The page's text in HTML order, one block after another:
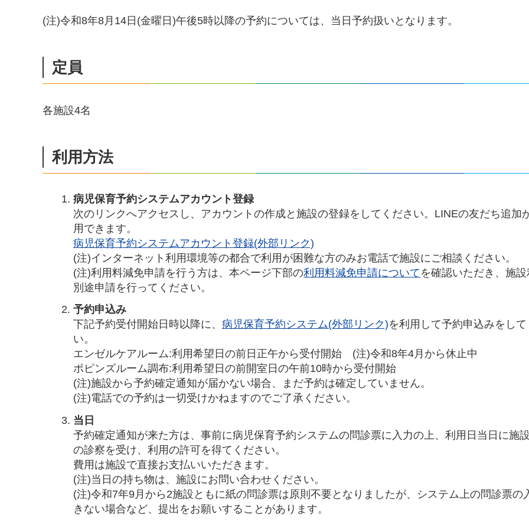
(注)令和8年8月14日(金曜日)午後5時以降の予約については、当日予約扱いとなります。
定員
各施設4名
利用方法
病児保育予約システムアカウント登録
次のリンクへアクセスし、アカウントの作成と施設の登録をしてください。LINEの友だち追加
用できます。
病児保育予約システムアカウント登録(外部リンク)
(注)インターネット利用環境等の都合で利用が困難な方のみお電話で施設にご相談ください。
(注)利用料減免申請を行う方は、本ページ下部の利用料減免申請について を確認いただき、施
別途申請を行ってください。
予約申込み
下記予約受付開始日時以降に、病児保育予約システム(外部リンク)を利用して予約申込みをし
い。
エンゼルケアルーム:利用希望日の前日正午から受付開始 (注)令和8年4月から休止中
ポピンズルーム調布:利用希望日の前開室日の午前10時から受付開始
(注)施設から予約確定通知が届かない場合、まだ予約は確定していません。
(注)電話での予約は一切受けかねますのでご了承ください。
当日
予約確定通知が来た方は、事前に病児保育予約システムの問診票に入力の上、利用日当日に施
の診察を受け、利用の許可を得てください。
費用は施設で直接お支払いいただきます。
(注)当日の持ち物は、施設にお問い合わせください。
(注)令和7年9月から2施設ともに紙の問診票は原則不要となりましたが、システム上の問診票の
きない場合など、提出をお願いすることがあります。